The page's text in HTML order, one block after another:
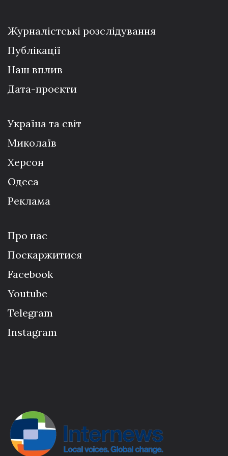
Журналістські розслідування
Публікації
Наш вплив
Дата-проєкти
Україна та світ
Миколаїв
Херсон
Одеса
Реклама
Про нас
Поскаржитися
Facebook
Youtube
Telegram
Instagram